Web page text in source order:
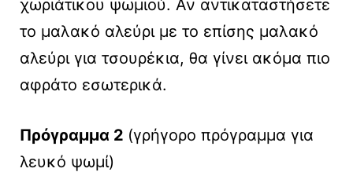
χωριάτικου ψωμιού. Αν αντικαταστήσετε
το μαλακό αλεύρι με το επίσης μαλακό
αλεύρι για τσουρέκια, θα γίνει ακόμα πιο
αφράτο εσωτερικά.
Πρόγραμμα 2 (γρήγορο πρόγραμμα για
λευκό ψωμί)